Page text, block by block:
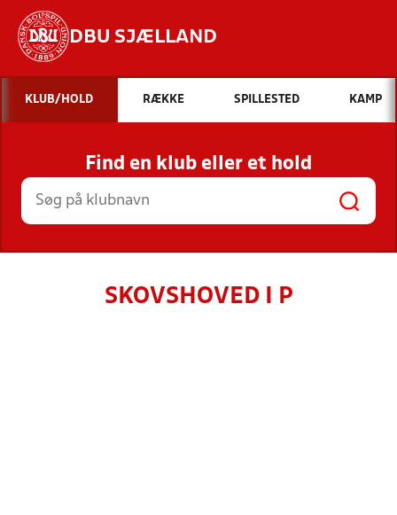
DBU SJÆLLAND
Hvad vil du søge efter?
INDHOLD OG NYHEDER
STILLINGER, RESULTATER, KLUBBER OG
HOLD
KLUB/HOLD RÆKKE SPILLESTED KAMP
Find en klub eller et hold
SKOVSHOVED I P